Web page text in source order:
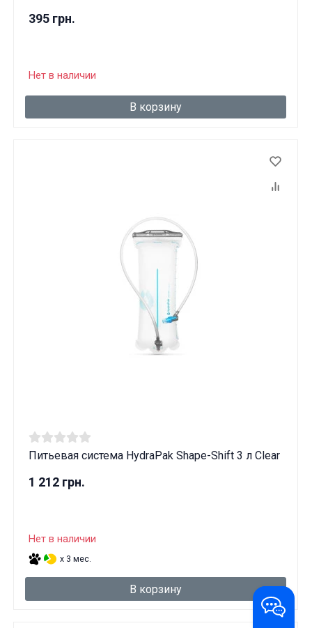
395 грн.
Нет в наличии
В корзину
Питьевая система HydraPak Shape-Shift 3 л Clear
1 212 грн.
Нет в наличии
x 3 мес.
В корзину